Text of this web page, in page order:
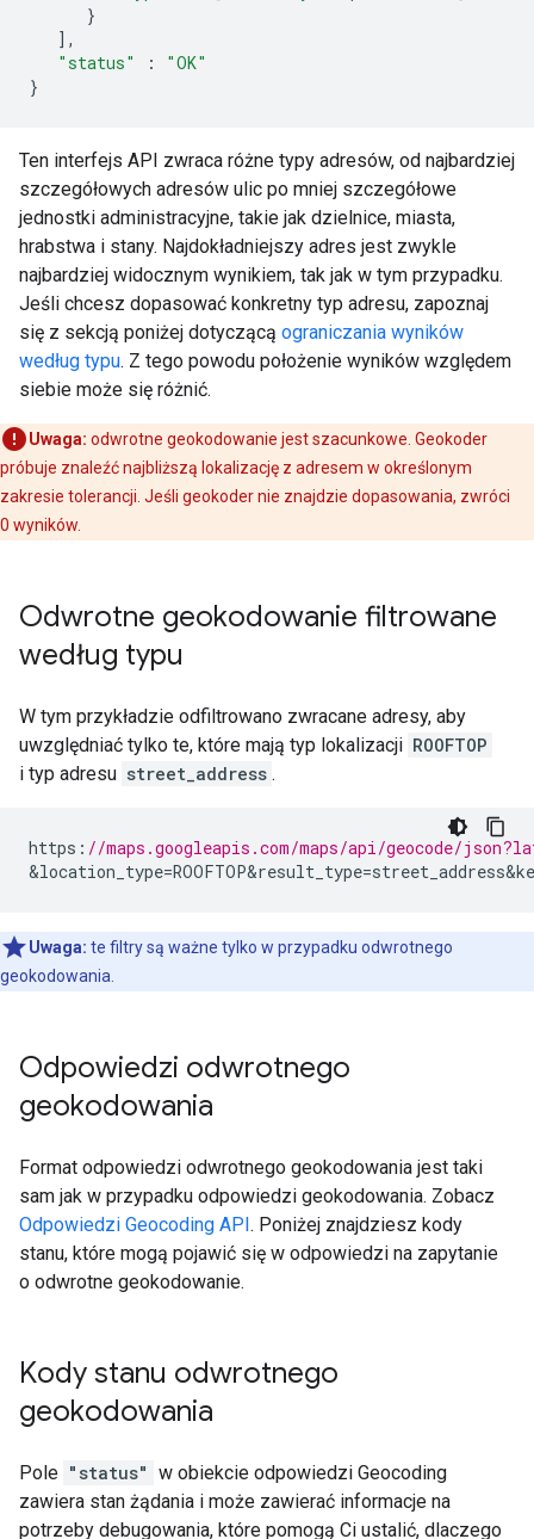
}
],
"status"
:
"OK"
}
Ten interfejs API zwraca różne typy adresów, od najbardziej
szczegółowych adresów ulic po mniej szczegółowe
jednostki administracyjne, takie jak dzielnice, miasta,
hrabstwa i stany. Najdokładniejszy adres jest zwykle
najbardziej widocznym wynikiem, tak jak w tym przypadku.
Jeśli chcesz dopasować konkretny typ adresu, zapoznaj
się z sekcją poniżej dotyczącą ograniczania wyników
według typu. Z tego powodu położenie wyników względem
siebie może się różnić.
Uwaga: odwrotne geokodowanie jest szacunkowe. Geokoder
próbuje znaleźć najbliższą lokalizację z adresem w określonym
zakresie tolerancji. Jeśli geokoder nie znajdzie dopasowania, zwróci
0 wyników.
Odwrotne geokodowanie filtrowane
według typu
W tym przykładzie odfiltrowano zwracane adresy, aby
uwzględniać tylko te, które mają typ lokalizacji ROOFTOP
i typ adresu street_address .
https : //maps.googleapis.com/maps/api/geocode/
&location_type=ROOFTOP&result_type=
Uwaga: te filtry są ważne tylko w przypadku odwrotnego
geokodowania.
Odpowiedzi odwrotnego
geokodowania
Format odpowiedzi odwrotnego geokodowania jest taki
sam jak w przypadku odpowiedzi geokodowania. Zobacz
Odpowiedzi Geocoding API. Poniżej znajdziesz kody
stanu, które mogą pojawić się w odpowiedzi na zapytanie
o odwrotne geokodowanie.
Kody stanu odwrotnego
geokodowania
Pole "status" w obiekcie odpowiedzi Geocoding
zawiera stan żądania i może zawierać informacje na
potrzeby debugowania, które pomogą Ci ustalić, dlaczego